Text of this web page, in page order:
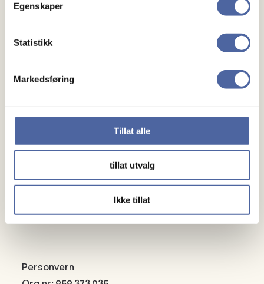
Egenskaper
Statistikk
Markedsføring
Tillat alle
tillat utvalg
Ikke tillat
Medlemskap
Personvern